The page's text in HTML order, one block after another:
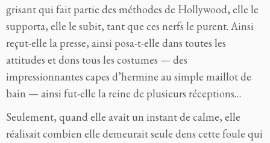
grisant qui fait partie des méthodes de Hollywood, elle le
supporta, elle le subit, tant que ces nerfs le purent. Ainsi
reçut-elle la presse, ainsi posa-t-elle dans toutes les
attitudes et dons tous les costumes — des
impressionnantes capes d’hermine au simple maillot de
bain — ainsi fut-elle la reine de plusieurs réceptions…
Seulement, quand elle avait un instant de calme, elle
réalisait combien elle demeurait seule dens cette foule qui